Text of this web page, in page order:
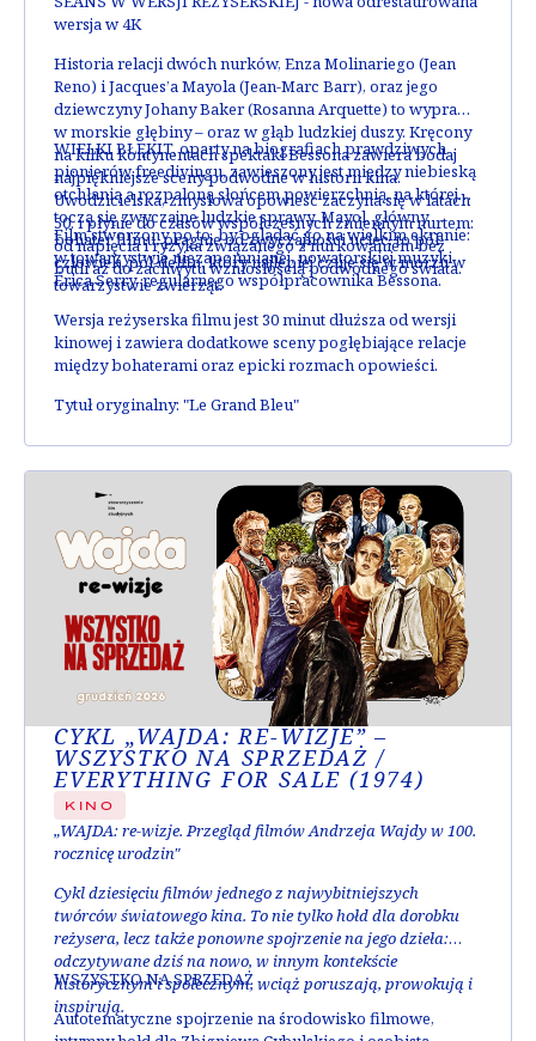
wersja w 4K
Historia relacji dwóch nurków, Enza Molinariego (Jean
Reno) i Jacques’a Mayola (Jean-Marc Barr), oraz jego
dziewczyny Johany Baker (Rosanna Arquette) to wyprawa
w morskie głębiny – oraz w głąb ludzkiej duszy. Kręcony
na kilku kontynentach spektakl Bessona zawiera bodaj
najpiękniejsze sceny podwodne w historii kina.
Uwodzicielska, zmysłowa opowieść zaczyna się w latach
50. i płynie do czasów współczesnych zmiennym nurtem:
od napięcia i ryzyka związanego z nurkowaniem bez
butli aż do zachwytu wzniosłością podwodnego świata.
WIELKI BŁĘKIT, oparty na biografiach prawdziwych
pionierów freedivingu, zawieszony jest między niebieską
otchłanią a rozpaloną słońcem powierzchnią, na której
toczą się zwyczajne ludzkie sprawy. Mayol, główny
bohater filmu, pragnie od zwyczajności uciec: to pół-
człowiek, pół-delfin, który najlepiej czuje się w morzu w
towarzystwie zwierząt.
Film stworzony po to, by oglądać go na wielkim ekranie:
w towarzystwie niezapomnianej, nowatorskiej muzyki
Érica Serry, regularnego współpracownika Bessona.
Wersja reżyserskafilmu jest 30 minut dłuższa od wersji
kinowej i zawiera dodatkowe sceny pogłębiające relacje
między bohaterami oraz epicki rozmach opowieści.
Tytuł oryginalny: "Le Grand Bleu"
CYKL „WAJDA: RE-WIZJE” –
WSZYSTKO NA SPRZEDAŻ /
EVERYTHING FOR SALE (1974)
KINO
„WAJDA: re-wizje. Przegląd filmów Andrzeja Wajdy w 100.
rocznicę urodzin"
Cykl dziesięciu filmów jednego z najwybitniejszych
twórców światowego kina. To nie tylko hołd dla dorobku
reżysera, lecz także ponowne spojrzenie na jego dzieła:
odczytywane dziś na nowo, w innym kontekście
historycznym i społecznym, wciąż poruszają, prowokują i
inspirują.
WSZYSTKO NA SPRZEDAŻ
Autotematyczne spojrzenie na środowisko filmowe,